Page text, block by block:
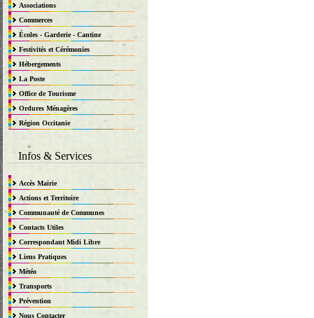
Associations
Commerces
Écoles - Garderie - Cantine
Festivités et Cérémonies
Hébergements
La Poste
Office de Tourisme
Ordures Ménagères
Région Occitanie
Infos & Services
Accès Mairie
Actions et Territoire
Communauté de Communes
Contacts Utiles
Correspondant Midi Libre
Liens Pratiques
Météo
Transports
Prévention
Nous Contacter